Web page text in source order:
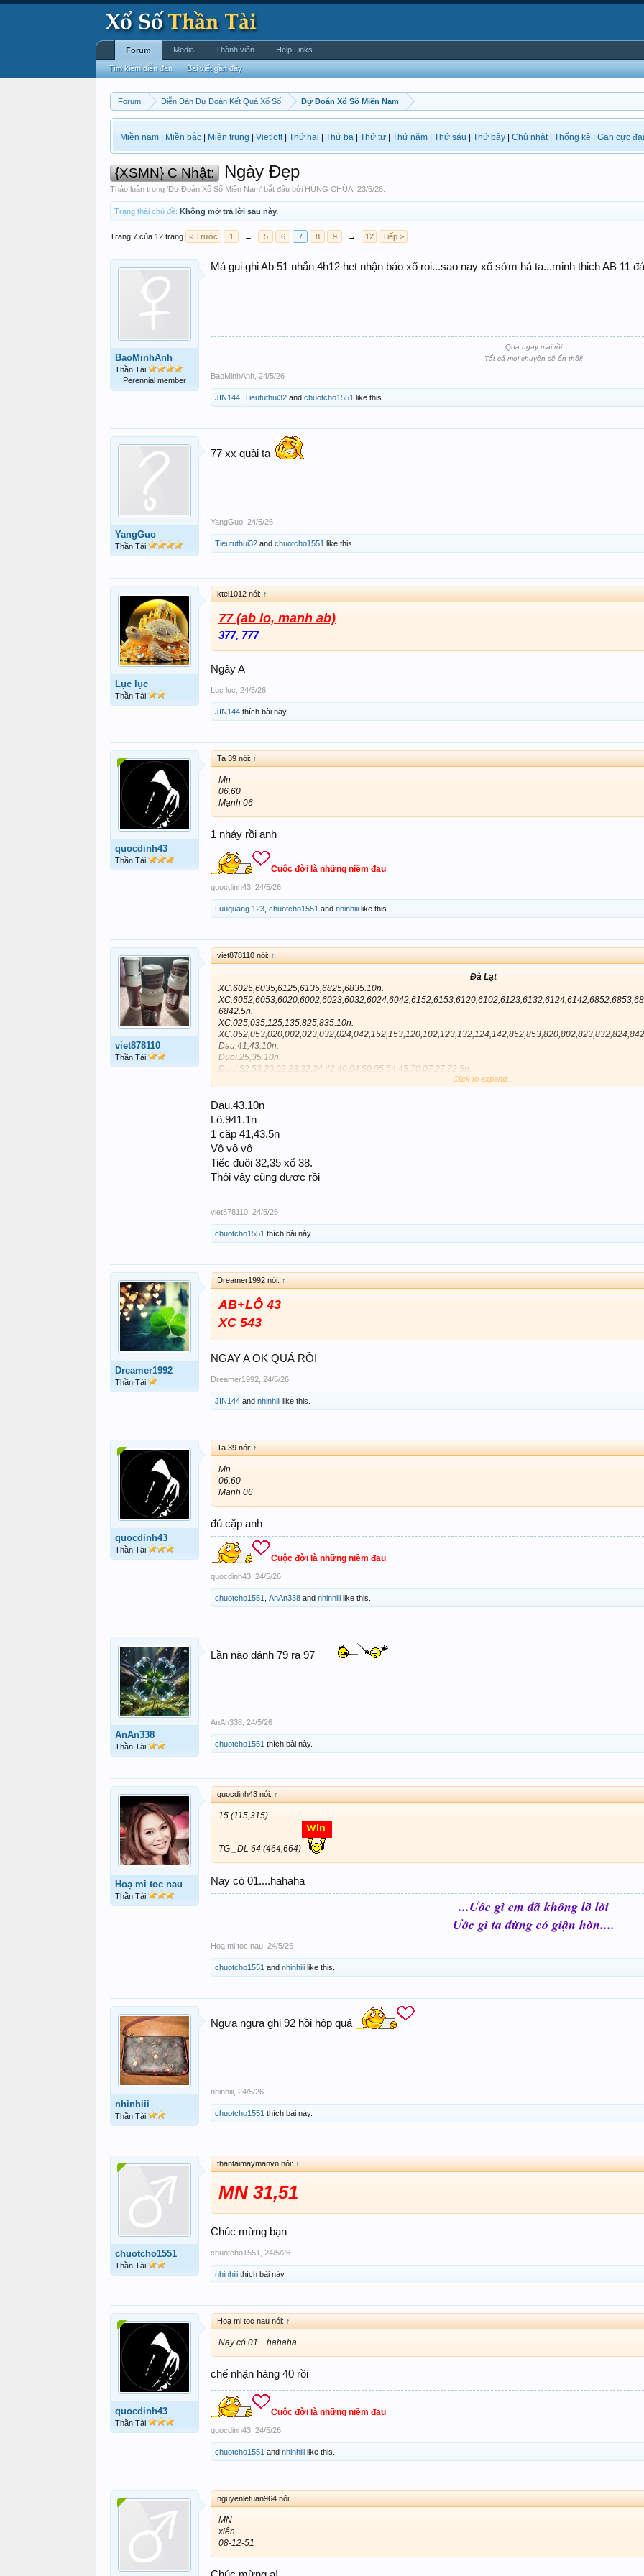
Forum Diễn Đàn Dự Đoán Kết Quả Xổ Số Dự Đoán Xổ Số Miền Nam
Miền nam Miền bắc Miền trung Vietlott| Thứ hai Thứ ba Thứ tư Thứ năm Thứ sáu Thứ bảy Chủ nhật| Thống kê Gan cực đại
{XSMN} C Nhật: Ngày Đẹp
Thảo luận trong 'Dự Đoán Xổ Số Miền Nam' bắt đầu bởi HÙNG CHÙA 23/5/26
Trạng thái chủ đề: Không mở trả lời sau này.
Trang 7 của 12 trang < Trước 1 ← 5 6 7 8 9 → 12 Tiếp >
BaoMinhAnh
Thần Tài
Perennial member
Má gui ghi Ab 51 nhắn 4h12 het nhận báo xổ roi...sao nay xổ sớm hả ta...minh thich AB 11
Qua ngày mai rồi
Tất cả mọi chuyện sẽ ổn thôi!
BaoMinhAnh 24/5/26
JIN144 Tieututhui32 and chuotcho1551 like this.
YangGuo
Thần Tài
77 xx quài ta
YangGuo 24/5/26
Tieututhui32 and chuotcho1551 like this.
Lục lục
Thần Tài
ktel1012 nói: ↑
77 (ab lo, manh ab)
377, 777
Ngây A
Lục lục 24/5/26
JIN144 thích bài này.
quocdinh43
Thần Tài
Ta 39 nói: ↑
Mn
06.60
Mạnh 06
1 nháy rồi anh
Cuộc đời là những niềm đau
quocdinh43 24/5/26
Luuquang 123 chuotcho1551 and nhinhiii like this.
viet878110
Thần Tài
viet878110 nói: ↑
Đà Lạt
XC.6025,6035,6125,6135,6825,6835.10n.
6842.5n.
XC.025,035,125,135,825,835.10n.
Dau.41,43.10n.
Duoi.25,35.10n.
Duoi.52,53,20,02,23,32,24,42,40,04,50,05,54,45,70,07,27,72.5n.
B.41,43,44,94.10n.
Đá vòng.41,43,44,94.5n.6V
Click to expand...
Dau.43.10n
Lô.941.1n
1 cặp 41,43.5n
Vô vô vô
Tiếc đuôi 32,35 xổ 38.
Thôi vậy cũng được rồi
viet878110 24/5/26
chuotcho1551 thích bài này.
Dreamer1992
Thần Tài
Dreamer1992 nói: ↑
AB+LÔ 43
XC 543
NGAY A OK QUÁ RỒI
Dreamer1992 24/5/26
JIN144 and nhinhiii like this.
quocdinh43
Thần Tài
Ta 39 nói: ↑
Mn
06.60
Mạnh 06
đủ cặp anh
Cuộc đời là những niềm đau
quocdinh43 24/5/26
chuotcho1551 AnAn338 and nhinhiii like this.
AnAn338
Thần Tài
Lần nào đánh 79 ra 97
AnAn338 24/5/26
chuotcho1551 thích bài này.
Hoạ mi toc nau
Thần Tài
quocdinh43 nói: ↑
15 (115,315)
TG _DL 64 (464,664)
Nay có 01....hahaha
...Ước gì em đã không lỡ lời
Ước gì ta đừng có giận hờn....
Hoạ mi toc nau 24/5/26
chuotcho1551 and nhinhiii like this.
nhinhiii
Thần Tài
Ngựa ngựa ghi 92 hồi hộp quá
nhinhiii 24/5/26
chuotcho1551 thích bài này.
chuotcho1551
Thần Tài
thantaimaymanvn nói: ↑
MN 31,51
Chúc mừng bạn
chuotcho1551 24/5/26
nhinhiii thích bài này.
quocdinh43
Thần Tài
Hoạ mi toc nau nói: ↑
Nay có 01....hahaha
chế nhận hàng 40 rồi
Cuộc đời là những niềm đau
quocdinh43 24/5/26
chuotcho1551 and nhinhiii like this.
nguyenletuan964 nói: ↑
MN
xiên
08-12-51
Forum
Tìm kiếm diễn đàn Bài viết gần đây
Media Thành viên Help Links